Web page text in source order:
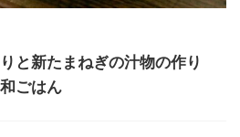
と新たまねぎの汁物の作り
ごはん